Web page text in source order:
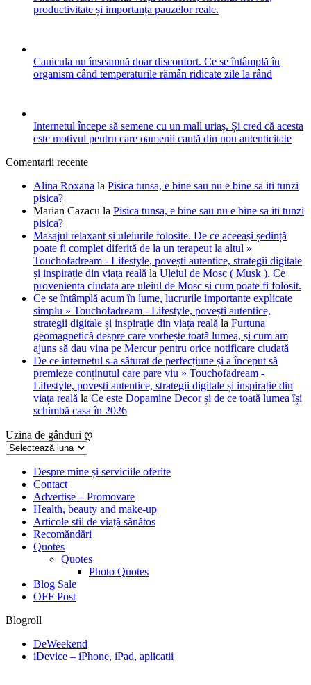
productivitate și importanța pauzelor reale.
Canicula nu înseamnă doar disconfort. Ce se întâmplă în
organism când temperaturile rămân ridicate zile la rând
Internetul începe să semene cu un mall uriaș. Și cred că acesta
este motivul pentru care oamenii caută din nou autenticitate
Comentarii recente
Alina Roxana la Pisica tunsa, e bine sau nu e bine sa iti tunzi
pisica?
Marian Cazacu la Pisica tunsa, e bine sau nu e bine sa iti tunzi
pisica?
Masajul relaxant și uleiurile folosite. De ce aceeași ședință
poate fi complet diferită de la un terapeut la altul »
Touchofadream - Lifestyle, povești autentice, strategii digitale
și inspirație din viața reală la Uleiul de Mosc ( Musk ). Ce
provenienta ciudata are uleiul de Mosc si cum poate fi folosit.
Ce se întâmplă acum în lume, lucrurile importante explicate
simplu » Touchofadream - Lifestyle, povești autentice,
strategii digitale și inspirație din viața reală la Furtuna
geomagnetică despre care vorbește toată lumea, și cum am
ajuns să dau vina pe Mercur pentru orice notificare ciudată
De ce internetul s-a săturat de perfecțiune și a început să
premieze conținutul care pare viu » Touchofadream -
Lifestyle, povești autentice, strategii digitale și inspirație din
viața reală la Ce este Dopamine Decor și de ce toată lumea își
schimbă casa în 2026
Uzina de gânduri ღ
Uzina
gânduriDespre mine și serviciile oferite
Contact
Advertise – Promovare
Health, beauty and make-up
Articole stil de viață sănătos
Recomăndări
Quotes
Quotes
Photo Quotes
Blog Sale
OFF Post
Blogroll
DeWeekend
iDevice – iPhone, iPad, aplicatii